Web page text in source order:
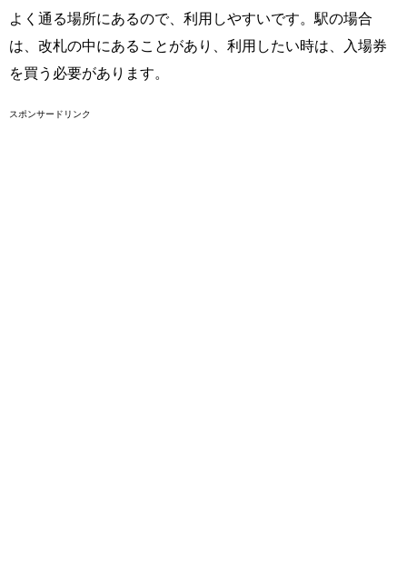
よく通る場所にあるので、利用しやすいです。駅の場合
は、改札の中にあることがあり、利用したい時は、入場券
を買う必要があります。
スポンサードリンク